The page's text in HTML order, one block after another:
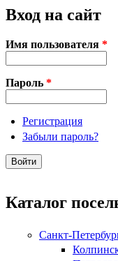
Вход на сайт
Имя пользователя *
Пароль *
Регистрация
Забыли пароль?
Каталог
Санкт-